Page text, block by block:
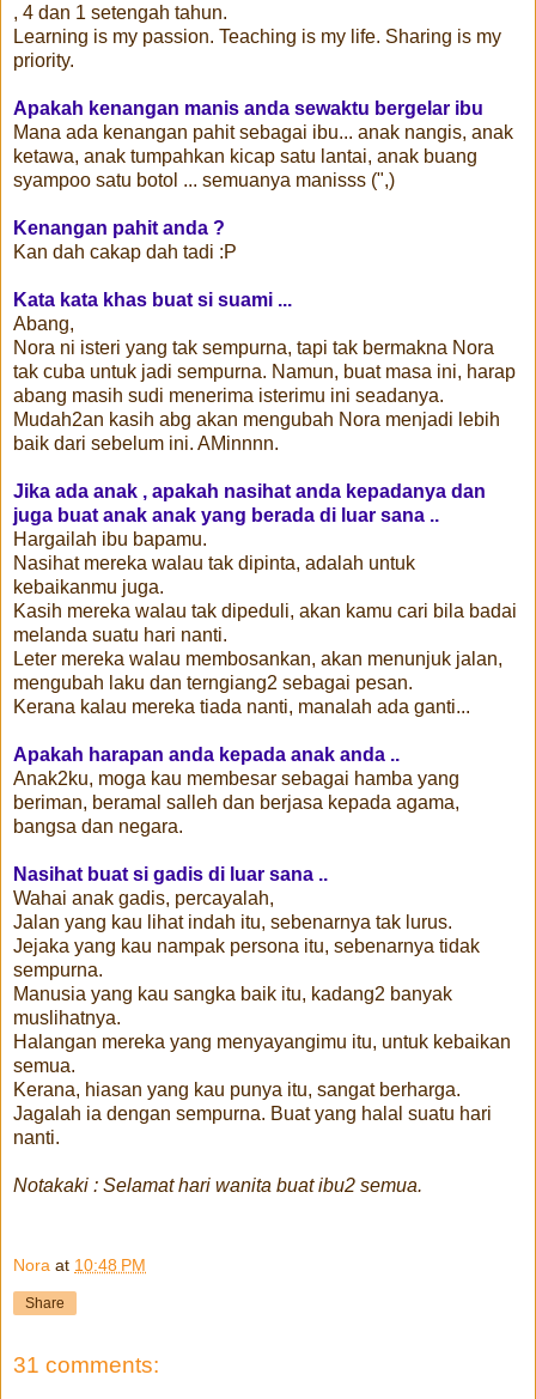
, 4 dan 1 setengah tahun.
Learning is my passion. Teaching is my life. Sharing is my
priority.
Apakah kenangan manis anda sewaktu bergelar ibu
Mana ada kenangan pahit sebagai ibu... anak nangis, anak
ketawa, anak tumpahkan kicap satu lantai, anak buang
syampoo satu botol ... semuanya manisss (",)
Kenangan pahit anda ?
Kan dah cakap dah tadi :P
Kata kata khas buat si suami ...
Abang,
Nora ni isteri yang tak sempurna, tapi tak bermakna Nora
tak cuba untuk jadi sempurna. Namun, buat masa ini, harap
abang masih sudi menerima isterimu ini seadanya.
Mudah2an kasih abg akan mengubah Nora menjadi lebih
baik dari sebelum ini. AMinnnn.
Jika ada anak , apakah nasihat anda kepadanya dan
juga buat anak anak yang berada di luar sana ..
Hargailah ibu bapamu.
Nasihat mereka walau tak dipinta, adalah untuk
kebaikanmu juga.
Kasih mereka walau tak dipeduli, akan kamu cari bila badai
melanda suatu hari nanti.
Leter mereka walau membosankan, akan menunjuk jalan,
mengubah laku dan terngiang2 sebagai pesan.
Kerana kalau mereka tiada nanti, manalah ada ganti...
Apakah harapan anda kepada anak anda ..
Anak2ku, moga kau membesar sebagai hamba yang
beriman, beramal salleh dan berjasa kepada agama,
bangsa dan negara.
Nasihat buat si gadis di luar sana ..
Wahai anak gadis, percayalah,
Jalan yang kau lihat indah itu, sebenarnya tak lurus.
Jejaka yang kau nampak persona itu, sebenarnya tidak
sempurna.
Manusia yang kau sangka baik itu, kadang2 banyak
muslihatnya.
Halangan mereka yang menyayangimu itu, untuk kebaikan
semua.
Kerana, hiasan yang kau punya itu, sangat berharga.
Jagalah ia dengan sempurna. Buat yang halal suatu hari
nanti.
Notakaki : Selamat hari wanita buat ibu2 semua.
Nora at 10:48 PM
Share
31 comments: